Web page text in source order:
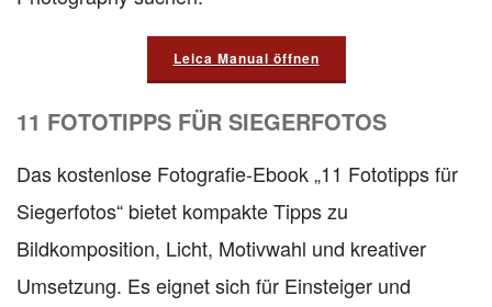
Leica Manual öffnen
11 FOTOTIPPS FÜR SIEGERFOTOS
Das kostenlose Fotografie-Ebook „11 Fototipps für
Siegerfotos“ bietet kompakte Tipps zu
Bildkomposition, Licht, Motivwahl und kreativer
Umsetzung. Es eignet sich für Einsteiger und